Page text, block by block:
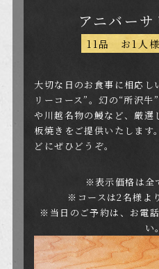
アニバー
11品 お1人様
大切な日のお食事に相応し
リーコース”。幻の“所沢牛”
や川越名物の鰻など、厳選
板焼きをご提供いたします。
どにぜひどうぞ。
※表示価格は全
※コースは2名様よ
※当日のご予約は、お電
い。